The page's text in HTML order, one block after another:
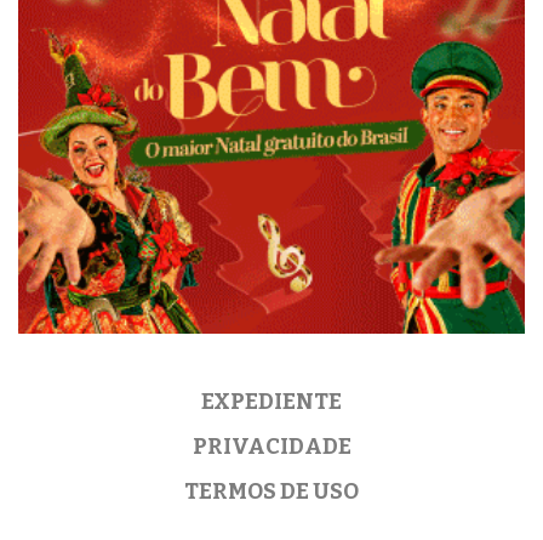
EXPEDIENTE
PRIVACIDADE
TERMOS DE USO